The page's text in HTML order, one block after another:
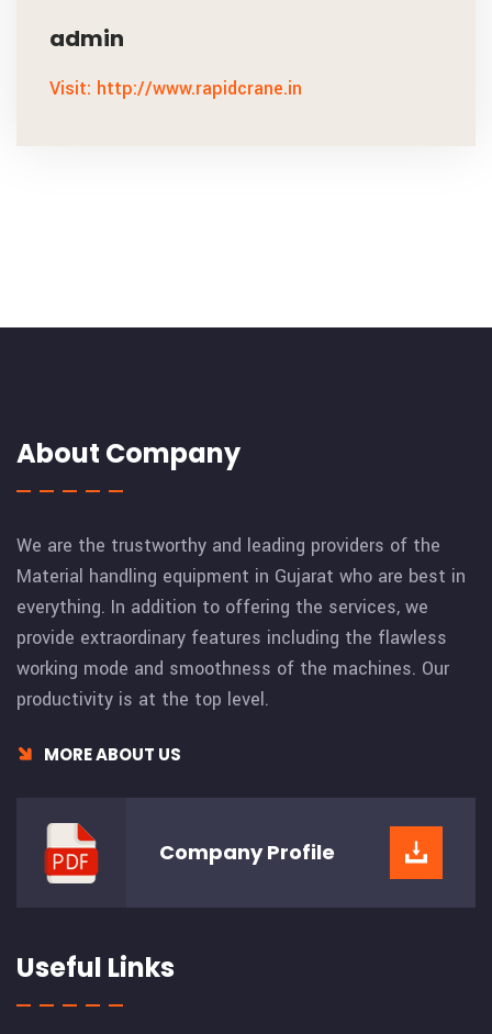
admin
Visit: http://www.rapidcrane.in
About Company
We are the trustworthy and leading providers of the
Material handling equipment in Gujarat who are best in
everything. In addition to offering the services, we
provide extraordinary features including the flawless
working mode and smoothness of the machines. Our
productivity is at the top level.
MORE ABOUT US
CompanyProfile
Useful Links